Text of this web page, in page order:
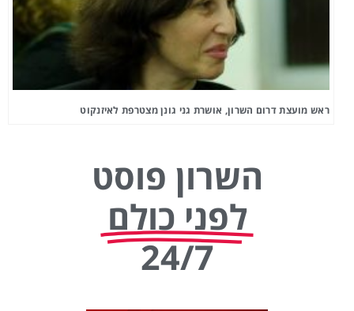
ראש מועצת דרום השרון, אושרת גני גונן מצטרפת לאיזנקוט
השרון פוסט
לפני כולם
24/7